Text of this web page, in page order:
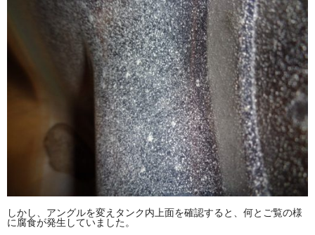
しかし、アングルを変えタンク内上面を確認すると、何とご覧の様
に腐食が発生していました。